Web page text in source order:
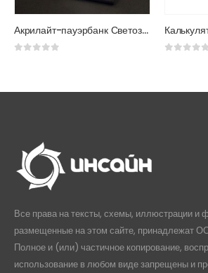
Акрилайт-пауэрбанк Светозар
Все права на тексты, схемы, иллюстрации и
размещенные на этом сайте, принадлежат
Полное и (или) частичное копирование,
использование в любом виде запрещены и